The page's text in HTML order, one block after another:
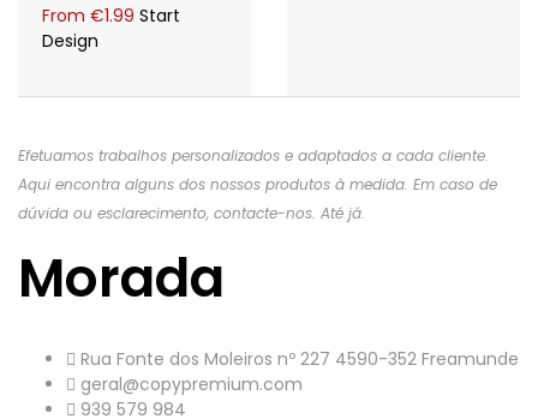
From €1.99 Start
Design
Efetuamos trabalhos personalizados e adaptados a cada cliente.
Aqui encontra alguns dos nossos produtos à medida. Em caso de
dúvida ou esclarecimento, contacte-nos. Até já.
Morada
Rua Fonte dos Moleiros nº 227 4590-352 Freamunde
geral@copypremium.com
939 579 984